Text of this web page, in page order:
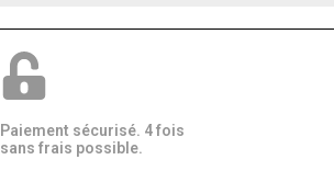
Paiement sécurisé. 4 fois
sans frais possible.